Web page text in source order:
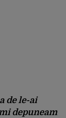
de le-ai
depuneam